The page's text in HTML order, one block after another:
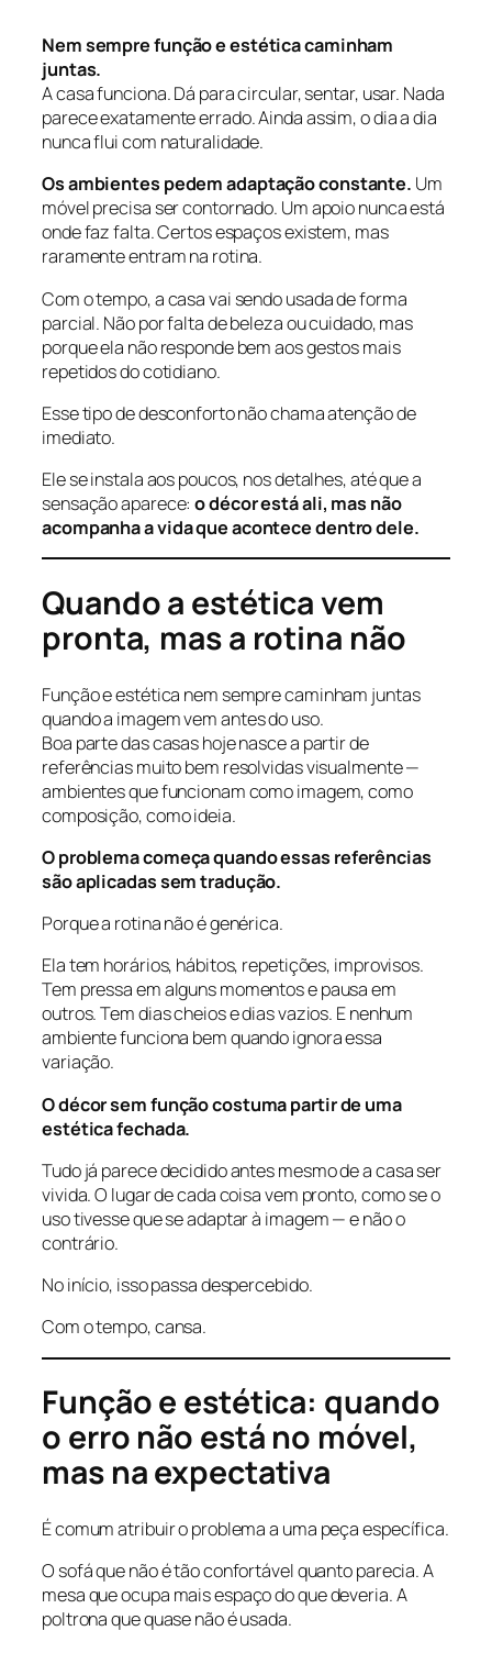
Nem sempre função e estética caminham
juntas.
A casa funciona. Dá para circular, sentar, usar. Nada
parece exatamente errado. Ainda assim, o dia a dia
nunca flui com naturalidade.
Os ambientes pedem adaptação constante. Um
móvel precisa ser contornado. Um apoio nunca está
onde faz falta. Certos espaços existem, mas
raramente entram na rotina.
Com o tempo, a casa vai sendo usada de forma
parcial. Não por falta de beleza ou cuidado, mas
porque ela não responde bem aos gestos mais
repetidos do cotidiano.
Esse tipo de desconforto não chama atenção de
imediato.
Ele se instala aos poucos, nos detalhes, até que a
sensação aparece:o décor está ali, mas não
acompanha a vida que acontece dentro dele.
Quando a estética vem
pronta, mas a rotina não
Função e estética nem sempre caminham juntas
quando a imagem vem antes do uso.
Boa parte das casas hoje nasce a partir de
referências muito bem resolvidas visualmente —
ambientes que funcionam como imagem, como
composição, como ideia.
O problema começa quando essas referências
são aplicadas sem tradução.
Porque a rotina não é genérica.
Ela tem horários, hábitos, repetições, improvisos.
Tem pressa em alguns momentos e pausa em
outros. Tem dias cheios e dias vazios. E nenhum
ambiente funciona bem quando ignora essa
variação.
O décor sem função costuma partir de uma
estética fechada.
Tudo já parece decidido antes mesmo de a casa ser
vivida. O lugar de cada coisa vem pronto, como se o
uso tivesse que se adaptar à imagem — e não o
contrário.
No início, isso passa despercebido.
Com o tempo, cansa.
Função e estética: quando
o erro não está no móvel,
mas na expectativa
É comum atribuir o problema a uma peça específica.
O sofá que não é tão confortável quanto parecia. A
mesa que ocupa mais espaço do que deveria. A
poltrona que quase não é usada.